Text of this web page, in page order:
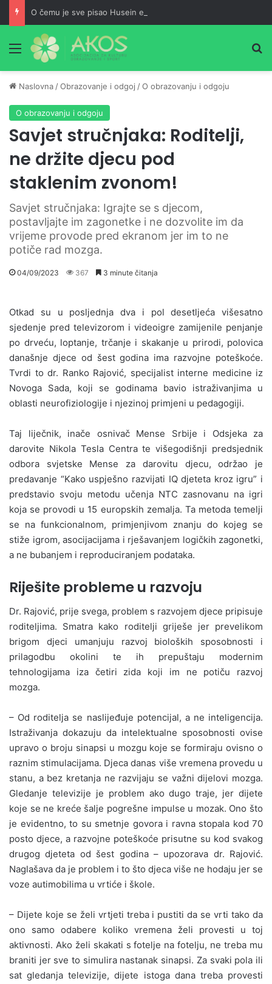
O čemu je sve pisao Husein ef. Đozo
Meni
Naslovna /Obrazovanje i odgoj /O obrazovanju i odgoju
O obrazovanju i odgoju
Savjet stručnjaka: Roditelji,
ne držite djecu pod
staklenim zvonom!
Savjet stručnjaka: Igrajte se s djecom,
postavljajte im zagonetke i ne dozvolite im da
vrijeme provode pred ekranom jer im to ne
potiče rad mozga.
04/09/2023 367 3 minute čitanja
Otkad su u posljednja dva i pol desetljeća višesatno
sjedenje pred televizorom i videoigre zamijenile penjanje
po drveću, loptanje, trčanje i skakanje u prirodi, polovica
današnje djece od šest godina ima razvojne poteškoće.
Tvrdi to dr. Ranko Rajović, specijalist interne medicine iz
Novoga Sada, koji se godinama bavio istraživanjima u
oblasti neurofiziologije i njezinoj primjeni u pedagogiji.
Taj liječnik, inače osnivač Mense Srbije i Odsjeka za
darovite Nikola Tesla Centra te višegodišnji predsjednik
odbora svjetske Mense za darovitu djecu, održao je
predavanje “Kako uspješno razvijati IQ djeteta kroz igru” i
predstavio svoju metodu učenja NTC zasnovanu na igri
koja se provodi u 15 europskih zemalja. Ta metoda temelji
se na funkcionalnom, primjenjivom znanju do kojeg se
stiže igrom, asocijacijama i rješavanjem logičkih zagonetki,
a ne bubanjem i reproduciranjem podataka.
Riješite probleme u razvoju
Dr. Rajović, prije svega, problem s razvojem djece pripisuje
roditeljima. Smatra kako roditelji griješe jer prevelikom
brigom djeci umanjuju razvoj bioloških sposobnosti i
prilagodbu okolini te ih prepuštaju modernim
tehnologijama iza četiri zida koji im ne potiču razvoj
mozga.
– Od roditelja se naslijeđuje potencijal, a ne inteligencija.
Istraživanja dokazuju da intelektualne sposobnosti ovise
upravo o broju sinapsi u mozgu koje se formiraju ovisno o
raznim stimulacijama. Djeca danas više vremena provedu u
stanu, a bez kretanja ne razvijaju se važni dijelovi mozga.
Gledanje televizije je problem ako dugo traje, jer dijete
koje se ne kreće šalje pogrešne impulse u mozak. Ono što
je evidentno, to su smetnje govora i ravna stopala kod 70
posto djece, a razvojne poteškoće prisutne su kod svakog
drugog djeteta od šest godina – upozorava dr. Rajović.
Naglašava da je problem i to što djeca više ne hodaju jer se
voze autimobilima u vrtiće i škole.
– Dijete koje se želi vrtjeti treba i pustiti da se vrti tako da
ono samo odabere koliko vremena želi provesti u toj
aktivnosti. Ako želi skakati s fotelje na fotelju, ne treba mu
braniti jer sve to simulira nastanak sinapsi. Za svaki pola ili
sat gledanja televizije, dijete istoga dana treba provesti